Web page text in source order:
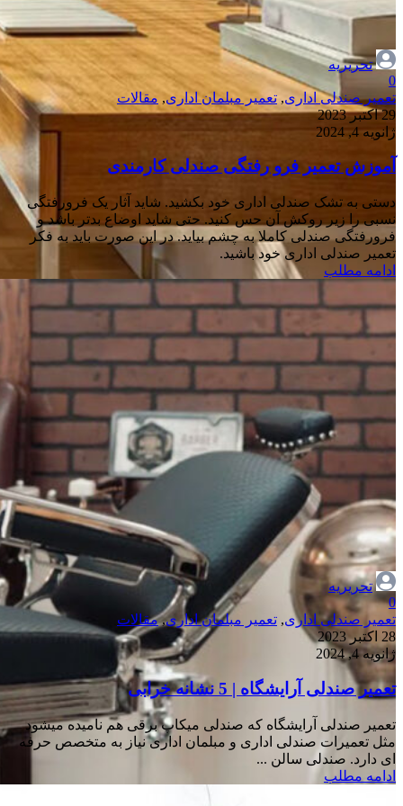
تحریریه
0
تعمیر صندلی اداری, تعمیر مبلمان اداری, مقالات
29 اکتبر 2023
ژانویه 4, 2024
آموزش تعمیر فرو رفتگی صندلی کارمندی
دستی به تشک صندلی اداری خود بکشید. شاید آثار یک فرورفتگی
نسبی را زیر روکش آن حس کنید. حتی شاید اوضاع بدتر باشد و
فرورفتگی صندلی کاملا به چشم بیاید. در این صورت باید به فکر
تعمیر صندلی اداری خود باشید.
ادامه مطلب
تحریریه
0
تعمیر صندلی اداری, تعمیر مبلمان اداری,مقالات
28 اکتبر 2023
ژانویه 4, 2024
تعمیر صندلی آرایشگاه | 5 نشانه خرابی
تعمیر صندلی آرایشگاه که صندلی میکاپ برقی هم نامیده میشود
مثل تعمیرات صندلی اداری و مبلمان اداری نیاز به متخصص حرفه
ای دارد. صندلی سالن ...
ادامه مطلب